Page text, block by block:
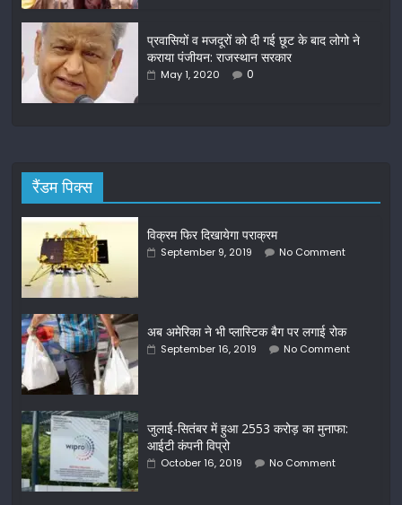
प्रवासियों व मजदूरों को दी गई छूट के बाद लोगो ने
कराया पंजीयन: राजस्थान सरकार
May 1, 2020 0
रैंडम पिक्स
विक्रम फिर दिखायेगा पराक्रम
September 9, 2019 No Comment
अब अमेरिका ने भी प्‍लास्‍टिक बैग पर लगाई रोक
September 16, 2019 No Comment
जुलाई-सितंबर में हुआ 2553 करोड़ का मुनाफा:
आईटी कंपनी विप्रो
October 16, 2019 No Comment